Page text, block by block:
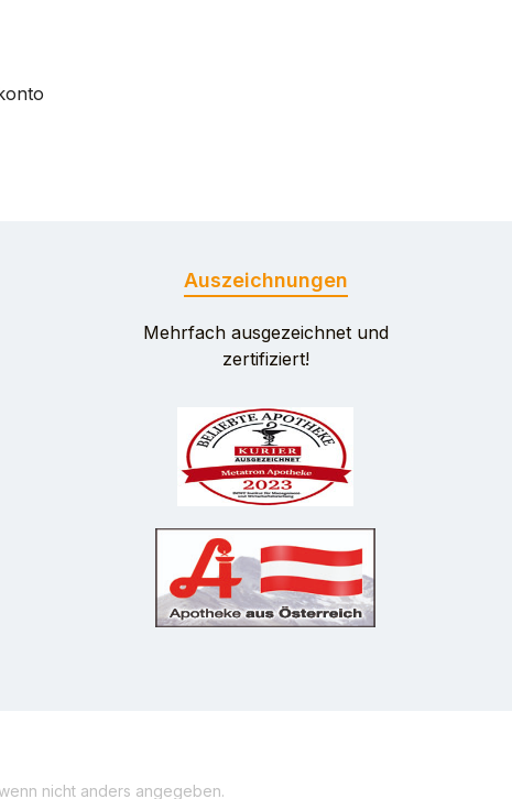
Auszeichnungen
Mehrfach ausgezeichnet und
zertifiziert!
nicht anders angegeben.